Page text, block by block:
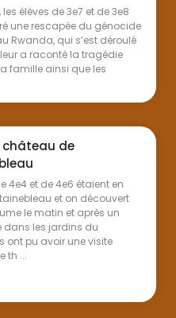
les élèves de 3e7 et de 3e8
une rescapée du génocide
Rwanda, qui s’est déroulé
leur a raconté la tragédie
famille ainsi que les
château de
4e4 et de 4e6 étaient en
et on découvert
le matin et après un
dans les jardins du
ont pu avoir une visite
th ...